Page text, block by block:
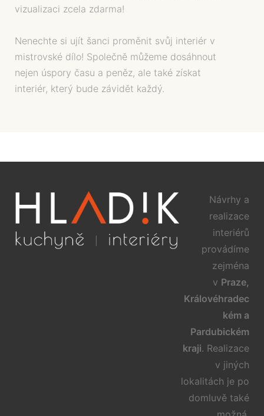
vizualizaci zcela zdarma!
Nenechte si ujít šanci proměnit svůj interiér v
mistrovské dílo! Společně můžeme dosáhnout
nejen úspory času a peněz, ale také získat
interiér, který bude závidět každý.
Návrhy a
realizace
interiérů
provádíme
zejména
v Praze,
Královéhradec
kém a
Pardubickém
kraji. Realizace
v jiných
lokalitách je po
domluvě také